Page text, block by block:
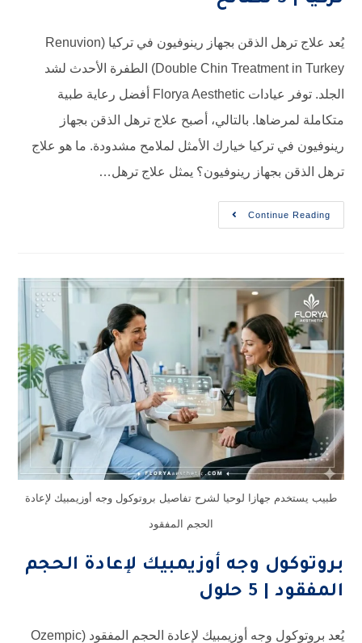
يُعد علاج ترهل الذقن بجهاز رينوفيون في تركيا (Renuvion
Double Chin Treatment in Turkey) الطفرة الأحدث لشد
الجلد. توفر عيادات Florya Aesthetic أفضل رعاية طبية
بالتالي، أصبح علاج ترهل الذقن بجهاز
تركيا خيارك الأمثل لملامح مشدودة. ما هو علاج
رينوفيون؟ يمثل علاج ترهل…
جهازا لوحيا لشرح تفاصيل بروتوكول وجه أوزيمبيك لإعادة
وجه أوزيمبيك لإعادة الحجم
يُعد بروتوكول وجه أوزيمبيك لإعادة الحجم المفقود (Ozempic